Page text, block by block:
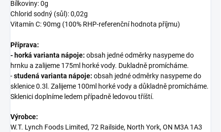
Bílkoviny: 0g
Chlorid sodný (sůl): 0,02g
Vitamín C: 90mg (100% RHP-referenční hodnota příjmu)
Příprava:
- horká varianta nápoje: obsah jedné odměrky nasypeme do
hrnku a zalijeme 175ml horké vody. Dukladně promícháme.
-studená varianta nápoje: obsah jedné odměrky nasypeme do
sklenice 0.3l. Zalijeme 100ml horké vody a důkladně promícháme.
Sklenici doplníme ledem případně ledovou tříští.
Výrobce:
W.T. Lynch Foods Limited, 72 Railside, North York, ON M3A 1A3